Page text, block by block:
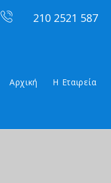
210 2521 587
Αρχική Η Εταιρεία